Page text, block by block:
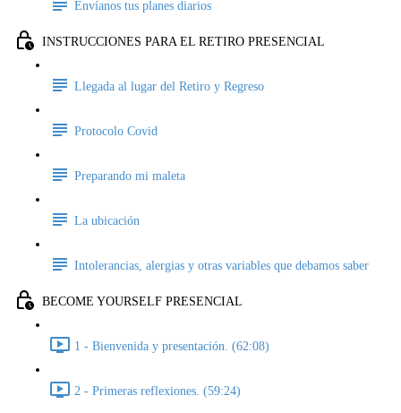
Envíanos tus planes diarios
INSTRUCCIONES PARA EL RETIRO PRESENCIAL
Llegada al lugar del Retiro y Regreso
Protocolo Covid
Preparando mi maleta
La ubicación
Intolerancias, alergias y otras variables que debamos saber
BECOME YOURSELF PRESENCIAL
1 - Bienvenida y presentación. (62:08)
2 - Primeras reflexiones. (59:24)